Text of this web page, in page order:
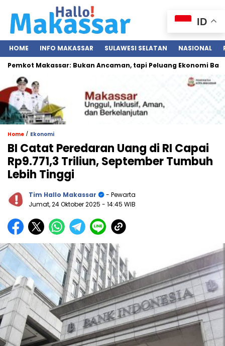
HOME INFO MAKASSAR SULAWESI SELATAN NASIONAL
Makassar: Bukan Ancaman, tapi Peluang Ekonomi Baru
Home / Ekonomi
BI Catat Peredaran Uang di RI Capai
Rp9.771,3 Triliun, September Tumbuh
Lebih Tinggi
Tim Hallo Makassar
- Pewarta
Jumat, 24 Oktober 2025 - 14:45 WIB
ID